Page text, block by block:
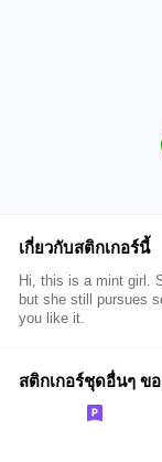
เกี่ยวกับสติกเกอร์นี้
Hi, this is a mint girl.
but she still pursues
you like it.
สติกเกอร์ชุดอื่นๆ ข